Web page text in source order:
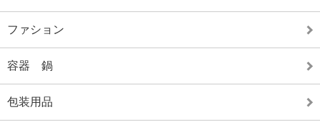
ファション
容器 鍋
包装用品